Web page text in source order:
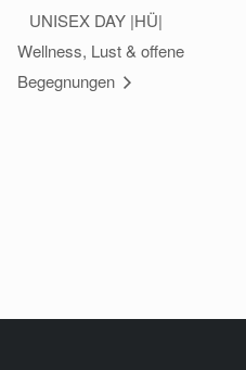
UNISEX DAY |HÜ|
Wellness, Lust & offene
Begegnungen